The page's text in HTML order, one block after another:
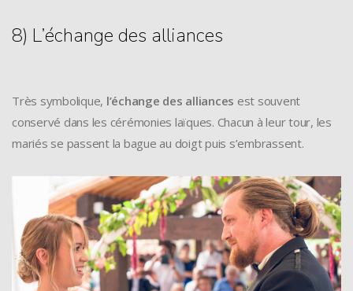
8) L’échange des alliances
Très symbolique, l’échange des alliances est souvent
conservé dans les cérémonies laïques. Chacun à leur tour, les
mariés se passent la bague au doigt puis s’embrassent.